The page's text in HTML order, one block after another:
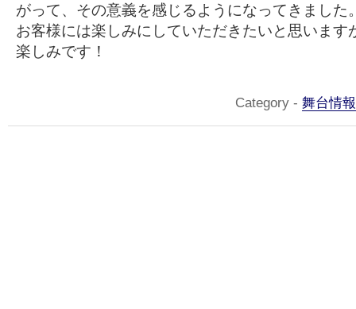
がって、その意義を感じるようになってきました
お客様には楽しみにしていただきたいと思います
楽しみです！
Category - 舞台情報